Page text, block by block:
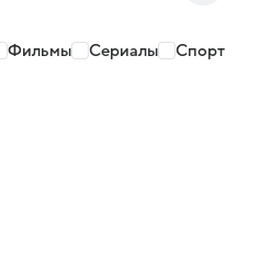
Фильмы Сериалы Спорт